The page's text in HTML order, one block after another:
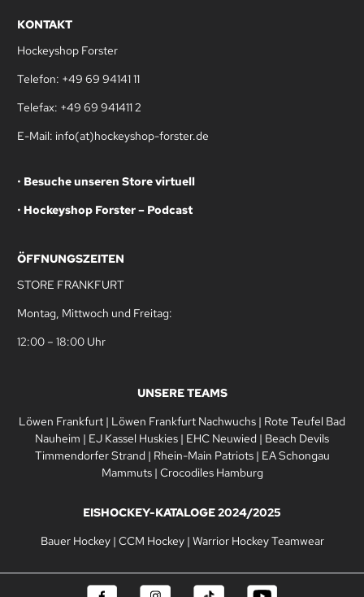
KONTAKT
Hockeyshop Forster
Telefon: +49 69 94141 11
Telefax: +49 69 941411 2
E-Mail: info(at)hockeyshop-forster.de
• Besuche unseren Store virtuell
• Hockeyshop Forster – Podcast
ÖFFNUNGSZEITEN
STORE FRANKFURT
Montag, Mittwoch und Freitag:
12:00 – 18:00 Uhr
UNSERE TEAMS
Löwen Frankfurt | Löwen Frankfurt Nachwuchs | Rote Teufel Bad
Nauheim | EJ Kassel Huskies | EHC Neuwied | Beach Devils
Timmendorfer Strand | Rhein-Main Patriots| EA Schongau
Mammuts| Crocodiles Hamburg
EISHOCKEY-KATALOGE 2024/2025
Bauer Hockey| CCM Hockey| Warrior Hockey Teamwear